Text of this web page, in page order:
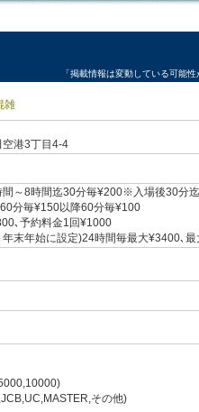
「掲載情報は変動している可能
雑
空港3丁目4-4
間～8時間迄30分毎¥200※入場後30分
分毎¥150以降60分毎¥100
､予約料金1回¥1000
年末年始に設定)24時間毎最大¥3400､
その他)